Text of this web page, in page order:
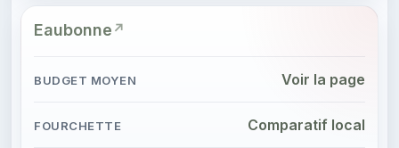
Eaubonne
Voir la page
Comparatif local